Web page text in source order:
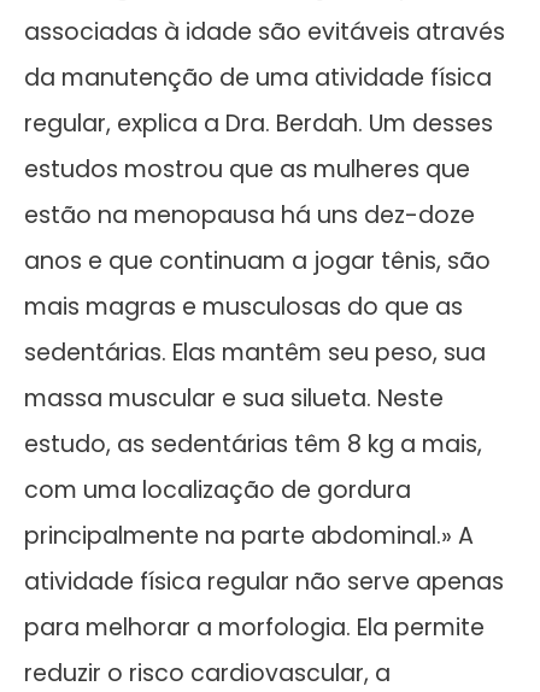
associadas à idade são evitáveis através
da manutenção de uma atividade física
regular, explica a Dra. Berdah. Um desses
estudos mostrou que as mulheres que
estão na menopausa há uns dez-doze
anos e que continuam a jogar tênis, são
mais magras e musculosas do que as
sedentárias. Elas mantêm seu peso, sua
massa muscular e sua silueta. Neste
estudo, as sedentárias têm 8 kg a mais,
com uma localização de gordura
principalmente na parte abdominal.» A
atividade física regular não serve apenas
para melhorar a morfologia. Ela permite
reduzir o risco cardiovascular, a